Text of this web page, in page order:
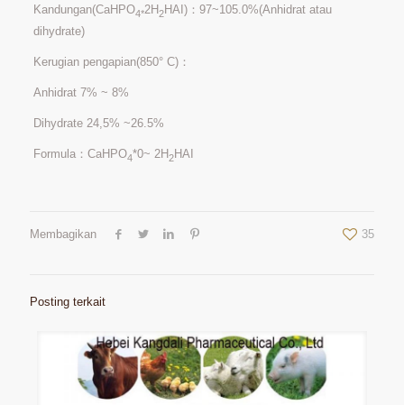
Kandungan(CaHPO4*2H2HAI)：97~105.0%(Anhidrat atau
dihydrate)
Kerugian pengapian(850° C)：
Anhidrat 7% ~ 8%
Dihydrate 24,5% ~26.5%
Formula：CaHPO4*0~ 2H2HAI
Membagikan 35
Posting terkait